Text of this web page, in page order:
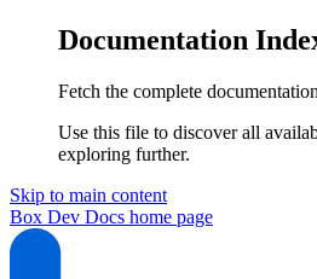
Documentation
Fetch the complete
Use this file to discover all
exploring further.
Skip to main content
Box Dev Docs home page